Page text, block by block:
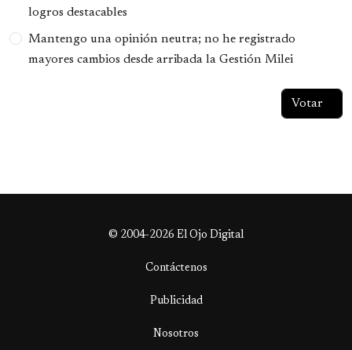
logros destacables
Mantengo una opinión neutra; no he registrado
mayores cambios desde arribada la Gestión Milei
© 2004-2026 El Ojo Digital
Contáctenos
Publicidad
Nosotros